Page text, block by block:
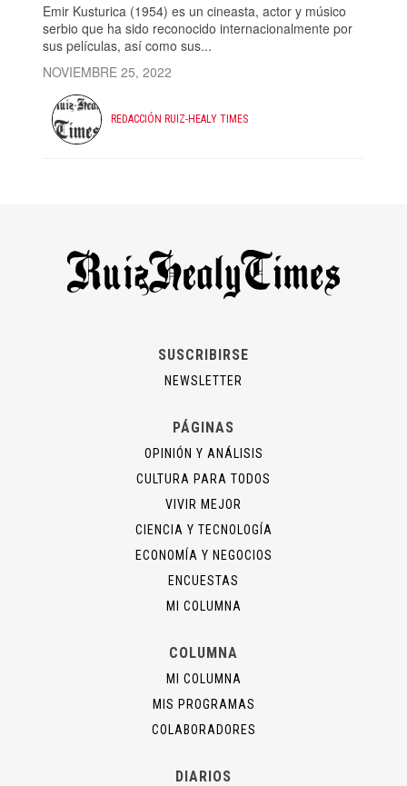
Emir Kusturica (1954) es un cineasta, actor y músico
serbio que ha sido reconocido internacionalmente por
sus películas, así como sus...
NOVIEMBRE 25, 2022
REDACCIÓN RUIZ-HEALY TIMES
SUSCRIBIRSE
NEWSLETTER
PÁGINAS
OPINIÓN Y ANÁLISIS
CULTURA PARA TODOS
VIVIR MEJOR
CIENCIA Y TECNOLOGÍA
ECONOMÍA Y NEGOCIOS
ENCUESTAS
MI COLUMNA
COLUMNA
MI COLUMNA
MIS PROGRAMAS
COLABORADORES
DIARIOS